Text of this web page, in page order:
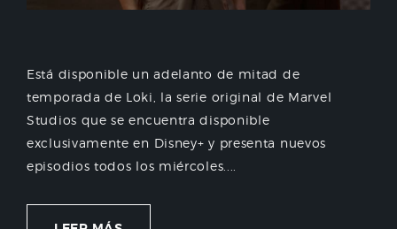
Está disponible un adelanto de mitad de
temporada de Loki, la serie original de Marvel
Studios que se encuentra disponible
exclusivamente en Disney+ y presenta nuevos
episodios todos los miércoles....